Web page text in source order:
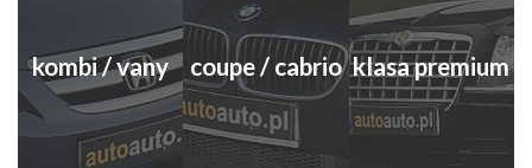
kombi / vany coupe / cabrio klasa premium